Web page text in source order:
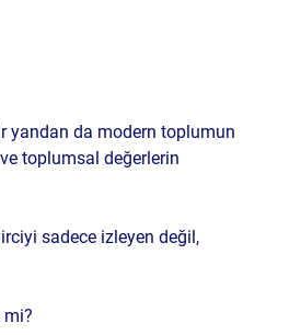
yandan da modern toplumun
toplumsal değerlerin
sadece izleyen değil,
mi?